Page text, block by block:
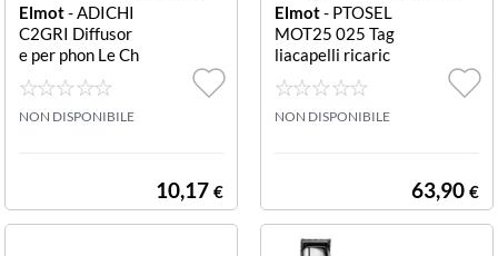
Elmot- ADICHI
C2GRI Diffusor
e per phon Le Ch
ic
NON DISPONIBILE
10,17 €
Elmot- PTOSEL
MOT25 025 Tag
liacapelli ricaric
abile nero 025
NON DISPONIBILE
63,90 €